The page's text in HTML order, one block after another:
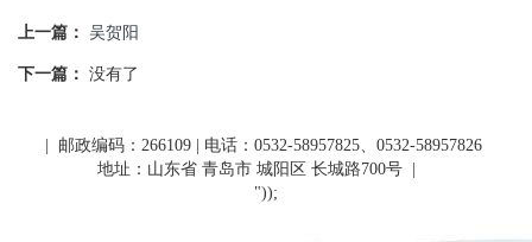
上一篇： 吴贺阳
下一篇： 没有了
| 邮政编码：266109 | 电话：0532-58957825、0532-58957826
地址：山东省 青岛市 城阳区 长城路700号
"));